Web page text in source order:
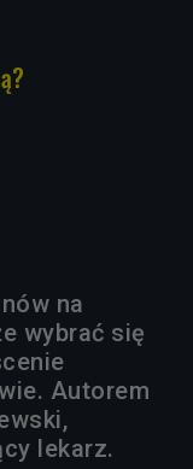
na
wybrać się
Autorem
lekarz.